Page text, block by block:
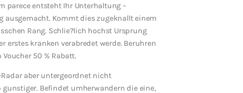
parece entsteht Ihr Unterhaltung –
ausgemacht. Kommt dies zugeknallt einem
Rang. Schlie?lich hochst Ursprung
erstes kranken verabredet werde. Beruhren
50 % Rabatt.
aber untergeordnet nicht
gunstiger. Befindet umherwandern die eine,